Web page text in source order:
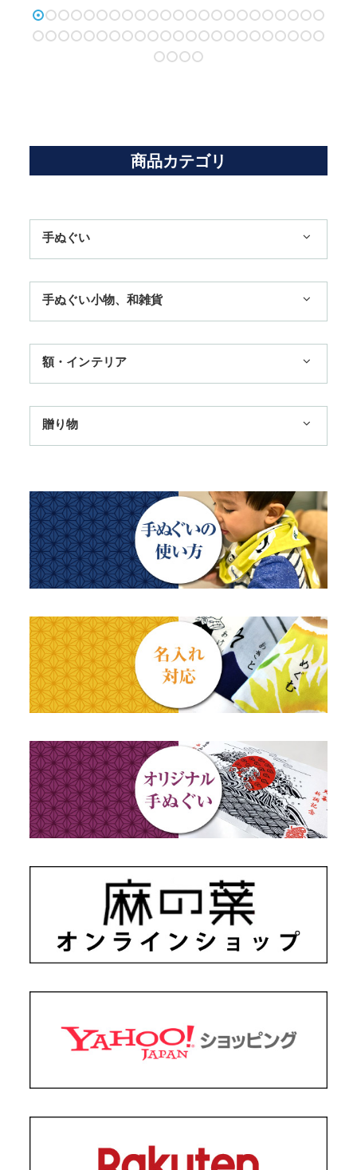
商品カテゴリ
手ぬぐい
3,300円まで
11,000円まで
季節のおすすめ
浮世絵・名画名作・古典
干支・富士・招福・縁起物
動物・その他
江戸小紋・総柄・無地
藍染め・絞り染め
ギフトセット
手ぬぐい小物、和雑貨
扇子
トートバッグ
チーフ・風呂敷
ステーショナリー
額・インテリア
TokyoTokyo選定商品
タペストリー・掛軸・パネル額
のれん
贈り物
母の日ギフト
父の日ギフト
出産祝い
秋のギフト